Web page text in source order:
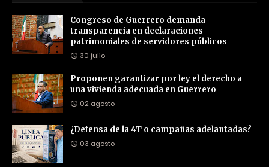
Congreso de Guerrero demanda
transparencia en declaraciones
patrimoniales de servidores públicos
30 julio
Proponen garantizar por ley el derecho a
una vivienda adecuada en Guerrero
02 agosto
¿Defensa de la 4T o campañas adelantadas?
03 agosto